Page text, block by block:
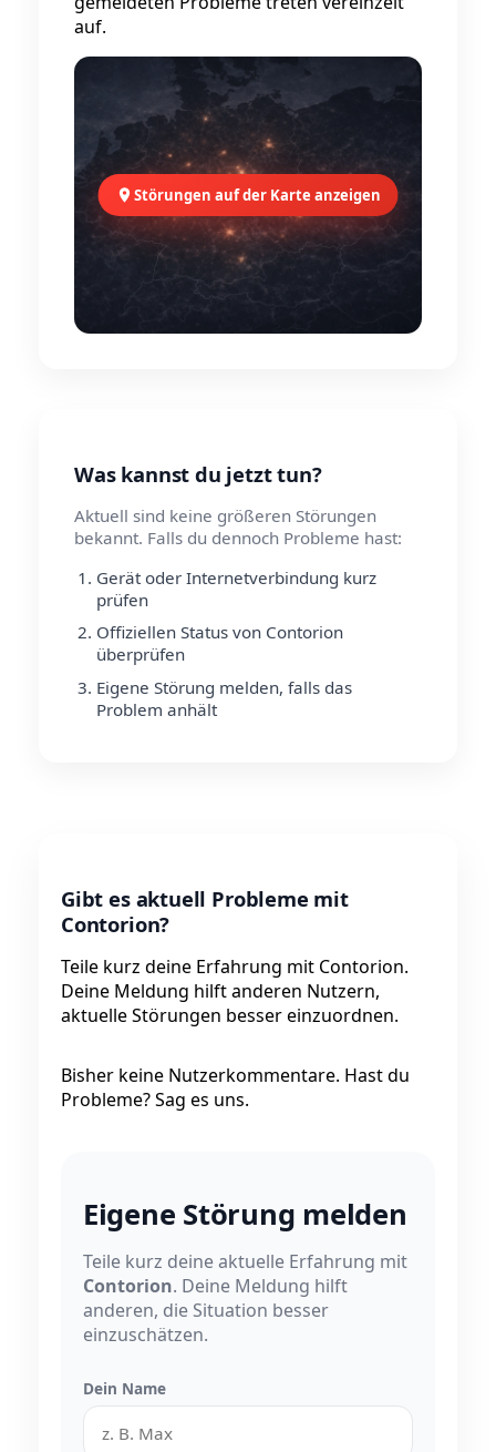
auf.
Störungen auf der Karte anzeigen
Was kannst du jetzt tun?
Aktuell sind keine größeren Störungen
bekannt. Falls du dennoch Probleme hast:
Gerät oder Internetverbindung kurz
prüfen
Offiziellen Status von Contorion
überprüfen
Eigene Störung melden, falls das
Problem anhält
Gibt es aktuell Probleme mit
Contorion?
Teile kurz deine Erfahrung mit Contorion.
Deine Meldung hilft anderen Nutzern,
aktuelle Störungen besser einzuordnen.
Bisher keine Nutzerkommentare. Hast du
Probleme? Sag es uns.
Eigene Störung melden
Teile kurz deine aktuelle Erfahrung mit
Contorion. Deine Meldung hilft
anderen, die Situation besser
einzuschätzen.
Dein Name